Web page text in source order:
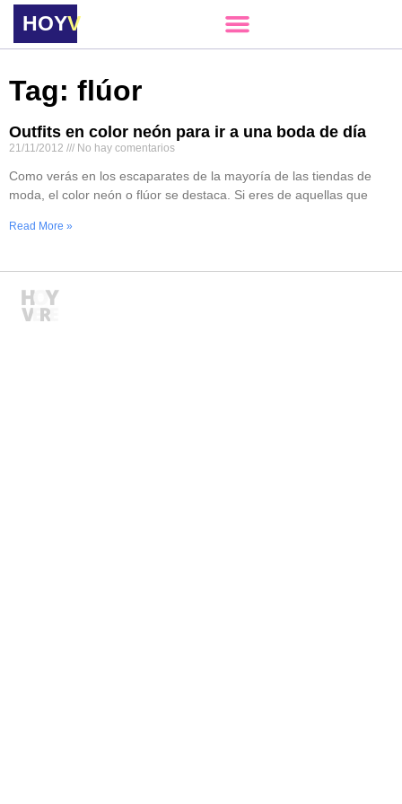
HOYVERE
Tag: flúor
Outfits en color neón para ir a una boda de día
21/11/2012 No hay comentarios
Como verás en los escaparates de la mayoría de las tiendas de
moda, el color neón o flúor se destaca. Si eres de aquellas que
Read More »